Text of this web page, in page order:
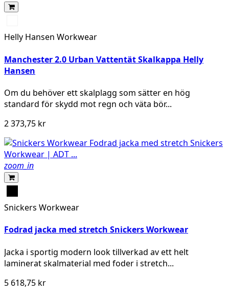
BLACK
Helly Hansen Workwear
Manchester 2.0 Urban Vattentät Skalkappa Helly
Hansen
Om du behöver ett skalplagg som sätter en hög
standard för skydd mot regn och väta bör...
2 373,75 kr
zoom_in
Snickers Workwear
Fodrad jacka med stretch Snickers Workwear
Jacka i sportig modern look tillverkad av ett helt
laminerat skalmaterial med foder i stretch...
5 618,75 kr